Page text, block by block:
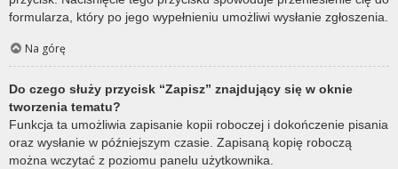
formularza, który po jego wypełnieniu umożliwi wysłanie zgłoszenia.
Na górę
Do czego służy przycisk “Zapisz” znajdujący się w oknie
tworzenia tematu?
Funkcja ta umożliwia zapisanie kopii roboczej i dokończenie pisania
oraz wysłanie w późniejszym czasie. Zapisaną kopię roboczą
można wczytać z poziomu panelu użytkownika.